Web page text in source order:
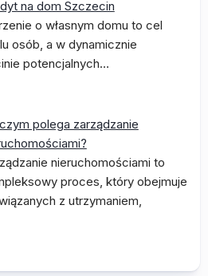
na dom Szczecin
o własnym domu to cel
osób, a w dynamicznie
potencjalnych…
polega zarządzanie
nieruchomościami to
proces, który obejmuje
z utrzymaniem,